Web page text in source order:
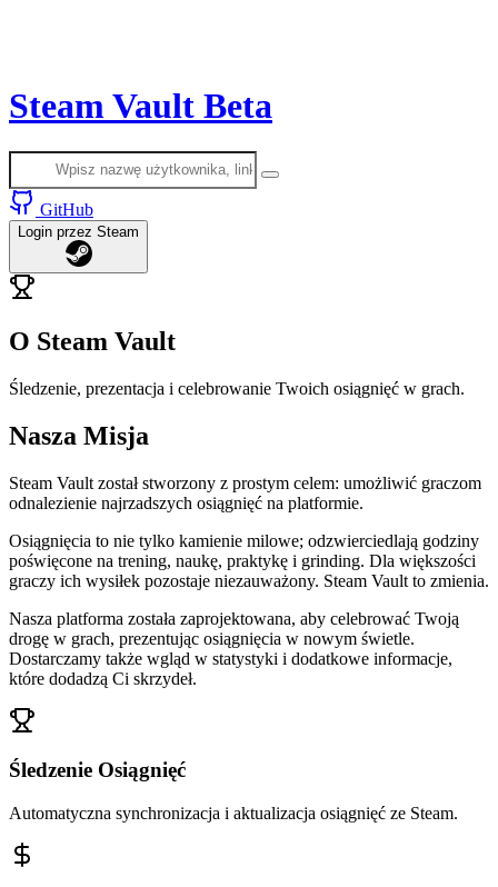
Steam Vault Beta
GitHub
Login przez Steam
O Steam Vault
Śledzenie, prezentacja i celebrowanie Twoich osiągnięć w grach.
Nasza Misja
Steam Vault został stworzony z prostym celem: umożliwić graczom
odnalezienie najrzadszych osiągnięć na platformie.
Osiągnięcia to nie tylko kamienie milowe; odzwierciedlają godziny
poświęcone na trening, naukę, praktykę i grinding. Dla większości
graczy ich wysiłek pozostaje niezauważony. Steam Vault to zmienia.
Nasza platforma została zaprojektowana, aby celebrować Twoją
drogę w grach, prezentując osiągnięcia w nowym świetle.
Dostarczamy także wgląd w statystyki i dodatkowe informacje,
które dodadzą Ci skrzydeł.
Śledzenie Osiągnięć
Automatyczna synchronizacja i aktualizacja osiągnięć ze Steam.